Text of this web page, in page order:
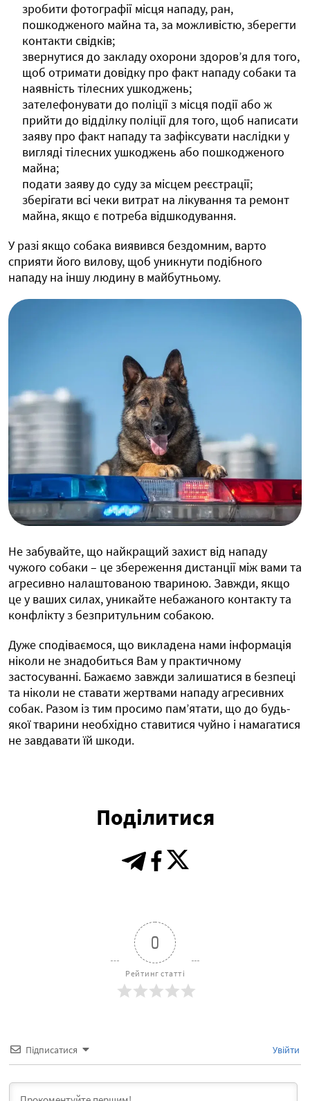
зробити фотографії місця нападу, ран,
пошкодженого майна та, за можливістю, зберегти
контакти свідків;
звернутися до закладу охорони здоров’я для того,
щоб отримати довідку про факт нападу собаки та
наявність тілесних ушкоджень;
зателефонувати до поліції з місця події або ж
прийти до відділку поліції для того, щоб написати
заяву про факт нападу та зафіксувати наслідки у
вигляді тілесних ушкоджень або пошкодженого
майна;
подати заяву до суду за місцем реєстрації;
зберігати всі чеки витрат на лікування та ремонт
майна, якщо є потреба відшкодування.
У разі якщо собака виявився бездомним, варто
сприяти його вилову, щоб уникнути подібного
нападу на іншу людину в майбутньому.
Не забувайте, що найкращий захист від нападу
чужого собаки – це збереження дистанції між вами та
агресивно налаштованою твариною. Завжди, якщо
це у ваших силах, уникайте небажаного контакту та
конфлікту з безпритульним собакою.
Дуже сподіваємося, що викладена нами інформація
ніколи не знадобиться Вам у практичному
застосуванні. Бажаємо завжди залишатися в безпеці
та ніколи не ставати жертвами нападу агресивних
собак. Разом із тим просимо пам’ятати, що до будь-
якої тварини необхідно ставитися чуйно і намагатися
не завдавати їй шкоди.
Поділитися
0
Рейтинг статті
Підписатися Увійти